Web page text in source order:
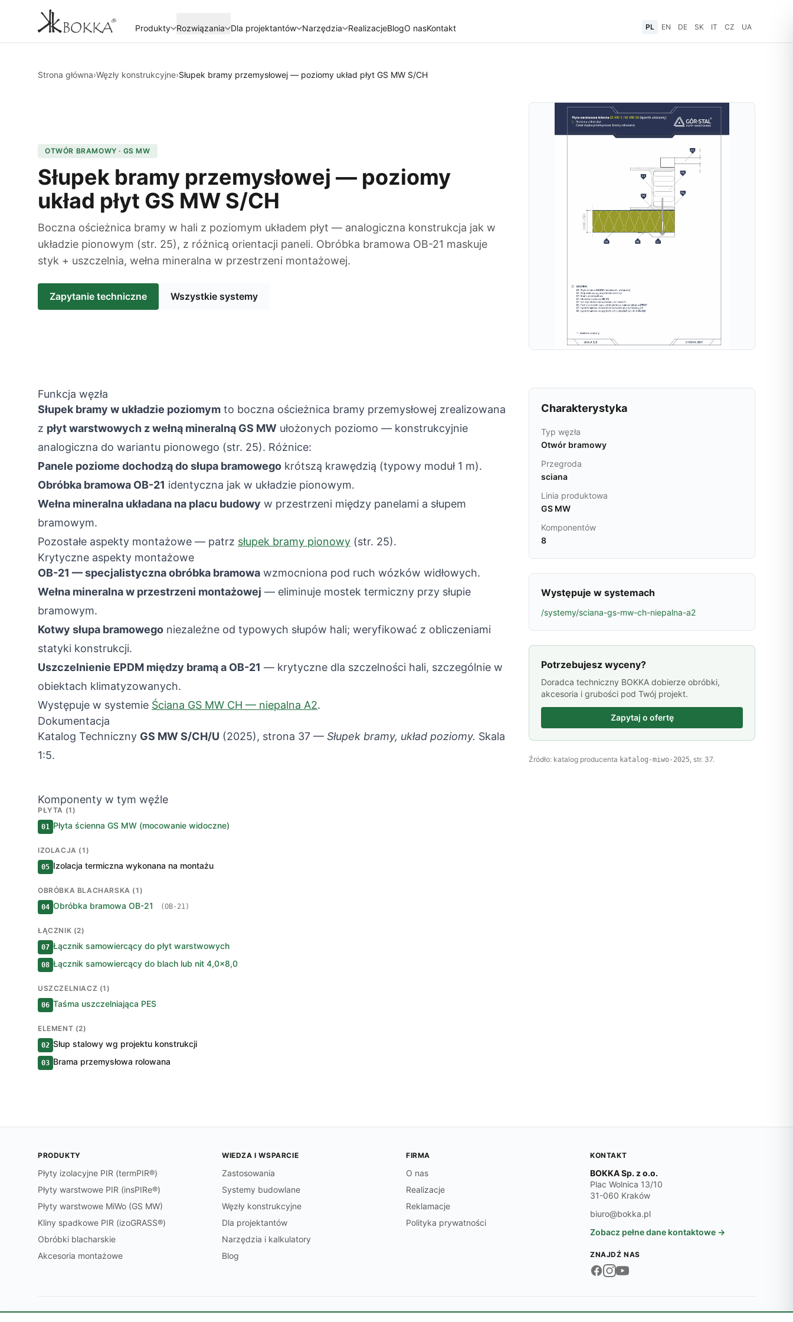
Produkty Rozwiązania Dla projektantów Narzędzia RealizacjeBlogO nasKontakt PL EN DE SK IT CZ UA
Strona główna›Węzły konstrukcyjne›Słupek bramy przemysłowej — poziomy układ płyt GS MW S/CH
OTWÓR BRAMOWY · GS MW
Słupek bramy przemysłowej — poziomy
układ płyt GS MW S/CH
Boczna ościeżnica bramy w hali z poziomym układem płyt — analogiczna konstrukcja jak w
układzie pionowym (str. 25), z różnicą orientacji paneli. Obróbka bramowa OB-21 maskuje
styk + uszczelnia, wełna mineralna w przestrzeni montażowej.
Zapytanie techniczne Wszystkie systemy
Funkcja węzła
Słupek bramy w układzie poziomym to boczna ościeżnica bramy przemysłowej zrealizowana
z płyt warstwowych z wełną mineralną GS MW ułożonych poziomo — konstrukcyjnie
analogiczna do wariantu pionowego (str. 25). Różnice:
Panele poziome dochodzą do słupa bramowego krótszą krawędzią (typowy moduł 1 m).
Obróbka bramowa OB-21 identyczna jak w układzie pionowym.
Wełna mineralna układana na placu budowy w przestrzeni między panelami a słupem
bramowym.
Pozostałe aspekty montażowe — patrz słupek bramy pionowy (str. 25).
Krytyczne aspekty montażowe
OB-21 — specjalistyczna obróbka bramowa wzmocniona pod ruch wózków widłowych.
Wełna mineralna w przestrzeni montażowej — eliminuje mostek termiczny przy słupie
bramowym.
Kotwy słupa bramowego niezależne od typowych słupów hali; weryfikować z obliczeniami
statyki konstrukcji.
Uszczelnienie EPDM między bramą a OB-21 — krytyczne dla szczelności hali, szczególnie w
obiektach klimatyzowanych.
Występuje w systemie Ściana GS MW CH — niepalna A2.
Dokumentacja
Katalog Techniczny GS MW S/CH/U (2025), strona 37 — Słupek bramy, układ poziomy. Skala
1:5.
Komponenty w tym węźle
PŁYTA (1)
01 Płyta ścienna GS MW (mocowanie widoczne)
IZOLACJA (1)
05 Izolacja termiczna wykonana na montażu
OBRÓBKA BLACHARSKA (1)
04 Obróbka bramowa OB-21 (OB-21)
ŁĄCZNIK (2)
07 Łącznik samowiercący do płyt warstwowych
08 Łącznik samowiercący do blach lub nit 4,0×8,0
USZCZELNIACZ (1)
06 Taśma uszczelniająca PES
ELEMENT (2)
02 Słup stalowy wg projektu konstrukcji
03 Brama przemysłowa rolowana
Charakterystyka
Typ węzła
Otwór bramowy
Przegroda
sciana
Linia produktowa
GS MW
Komponentów
8
Występuje w systemach
/systemy/sciana-gs-mw-ch-niepalna-a2
Potrzebujesz wyceny?
Doradca techniczny BOKKA dobierze obróbki,
akcesoria i grubości pod Twój projekt.
Zapytaj o ofertę
Źródło: katalog producenta katalog-miwo-2025, str. 37.
PRODUKTY
Płyty izolacyjne PIR (termPIR®)
Płyty warstwowe PIR (insPIRe®)
Płyty warstwowe MiWo (GS MW)
Kliny spadkowe PIR (izoGRASS®)
Obróbki blacharskie
Akcesoria montażowe
WIEDZA I WSPARCIE
Zastosowania
Systemy budowlane
Węzły konstrukcyjne
Dla projektantów
Narzędzia i kalkulatory
Blog
FIRMA
O nas
Realizacje
Reklamacje
Polityka prywatności
KONTAKT
BOKKA Sp. z o.o.
Plac Wolnica 13/10
31-060 Kraków
biuro@bokka.pl
Zobacz pełne dane kontaktowe →
ZNAJDŹ NAS
Dane firmy:NIP 6762545474 · REGON 369497701 · KRS 0000718870 © 2026 BOKKA Sp. z o.o.